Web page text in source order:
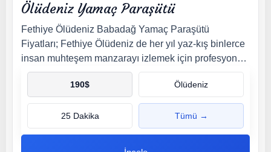
Ölüdeniz Yamaç Paraşütü
Fethiye Ölüdeniz Babadağ Yamaç Paraşütü
Fiyatları; Fethiye Ölüdeniz de her yıl yaz-kış binlerce
insan muhteşem manzarayı izlemek için profesyonel
pilot eşliğinde yamaç paraşütü deneyimi yaşamakta.
190$ Ölüdeniz
25 Dakika Tümü →